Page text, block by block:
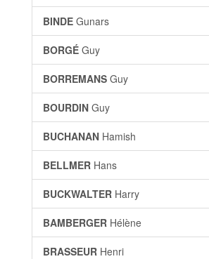
BINDE Gunars
BORGÉ Guy
BORREMANS Guy
BOURDIN Guy
BUCHANAN Hamish
BELLMER Hans
BUCKWALTER Harry
BAMBERGER Hélène
BRASSEUR Henri